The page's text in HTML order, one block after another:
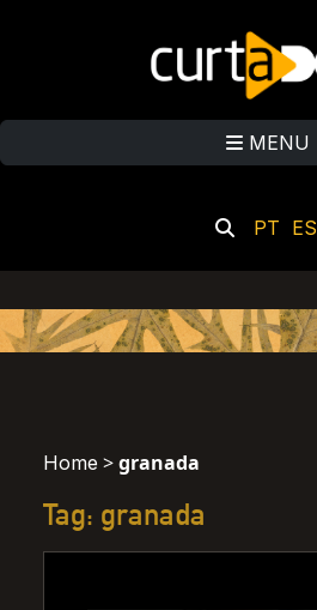
MENU
PT ES
Home >granada
Tag: granada